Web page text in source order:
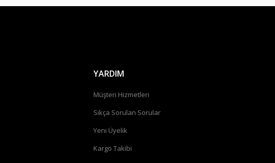
YARDIM
Müşteri Hizmetleri
Sıkça Sorulan Sorular
Yeni Üyelik
Kargo Takibi